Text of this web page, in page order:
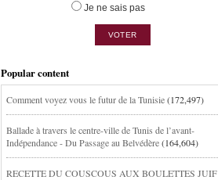
Je ne sais pas
Popular content
Comment voyez vous le futur de la Tunisie(172,497)
Ballade à travers le centre-ville de Tunis de l’avant-
Indépendance - Du Passage au Belvédère(164,604)
RECETTE DU COUSCOUS AUX BOULETTES JUIF